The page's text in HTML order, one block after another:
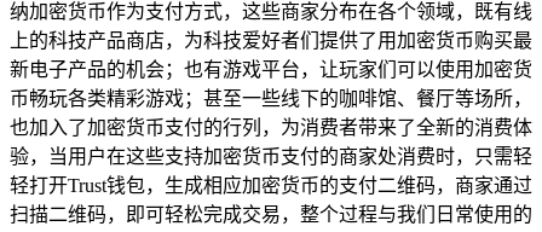
纳加密货币作为支付方式，这些商家分布在各个领域，既有线
上的科技产品商店，为科技爱好者们提供了用加密货币购买最
新电子产品的机会；也有游戏平台，让玩家们可以使用加密货
币畅玩各类精彩游戏；甚至一些线下的咖啡馆、餐厅等场所，
也加入了加密货币支付的行列，为消费者带来了全新的消费体
验，当用户在这些支持加密货币支付的商家处消费时，只需轻
轻打开Trust钱包，生成相应加密货币的支付二维码，商家通过
扫描二维码，即可轻松完成交易，整个过程与我们日常使用的